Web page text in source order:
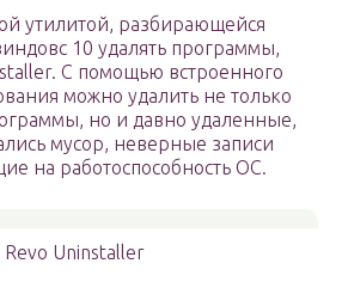
утилитой, разбирающейся
10 удалять программы,
С помощью встроенного
можно удалить не только
но и давно удаленные,
мусор, неверные записи
на работоспособность ОС.
Revo Uninstaller